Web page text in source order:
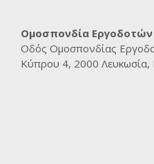
Ομοσπονδία
Οδός Ομοσπονδίας
Κύπρου 4, 2000 Λευκωσία,